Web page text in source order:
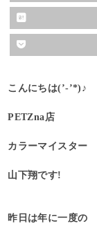
こんにちは(’-’*)♪
PETZna店
カラーマイスター
山下翔です!
昨日は年に一度の